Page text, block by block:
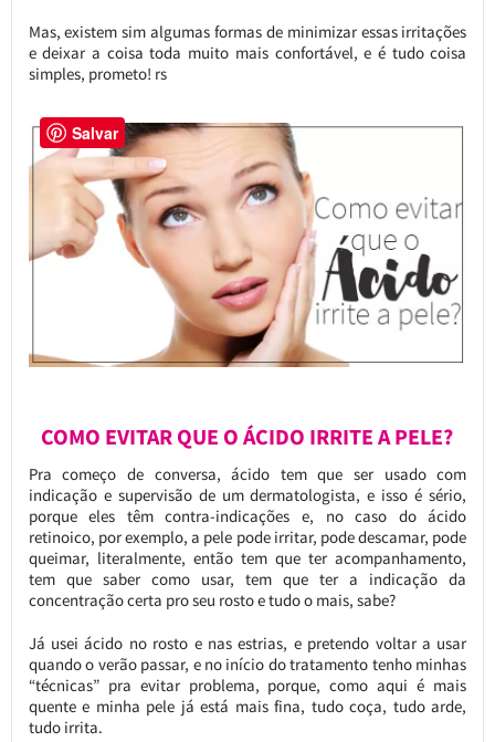
Mas, existem sim algumas formas de minimizar essas irritações
e deixar a coisa toda muito mais confortável, e é tudo coisa
simples, prometo! rs
COMO EVITAR QUE O ÁCIDO IRRITE A PELE?
Pra começo de conversa, ácido tem que ser usado com
indicação e supervisão de um dermatologista, e isso é sério,
porque eles têm contra-indicações e, no caso do ácido
retinoico, por exemplo, a pele pode irritar, pode descamar, pode
queimar, literalmente, então tem que ter acompanhamento,
tem que saber como usar, tem que ter a indicação da
concentração certa pro seu rosto e tudo o mais, sabe?
Já usei ácido no rosto e nas estrias, e pretendo voltar a usar
quando o verão passar, e no início do tratamento tenho minhas
“técnicas” pra evitar problema, porque, como aqui é mais
quente e minha pele já está mais fina, tudo coça, tudo arde,
tudo irrita.
Salvar